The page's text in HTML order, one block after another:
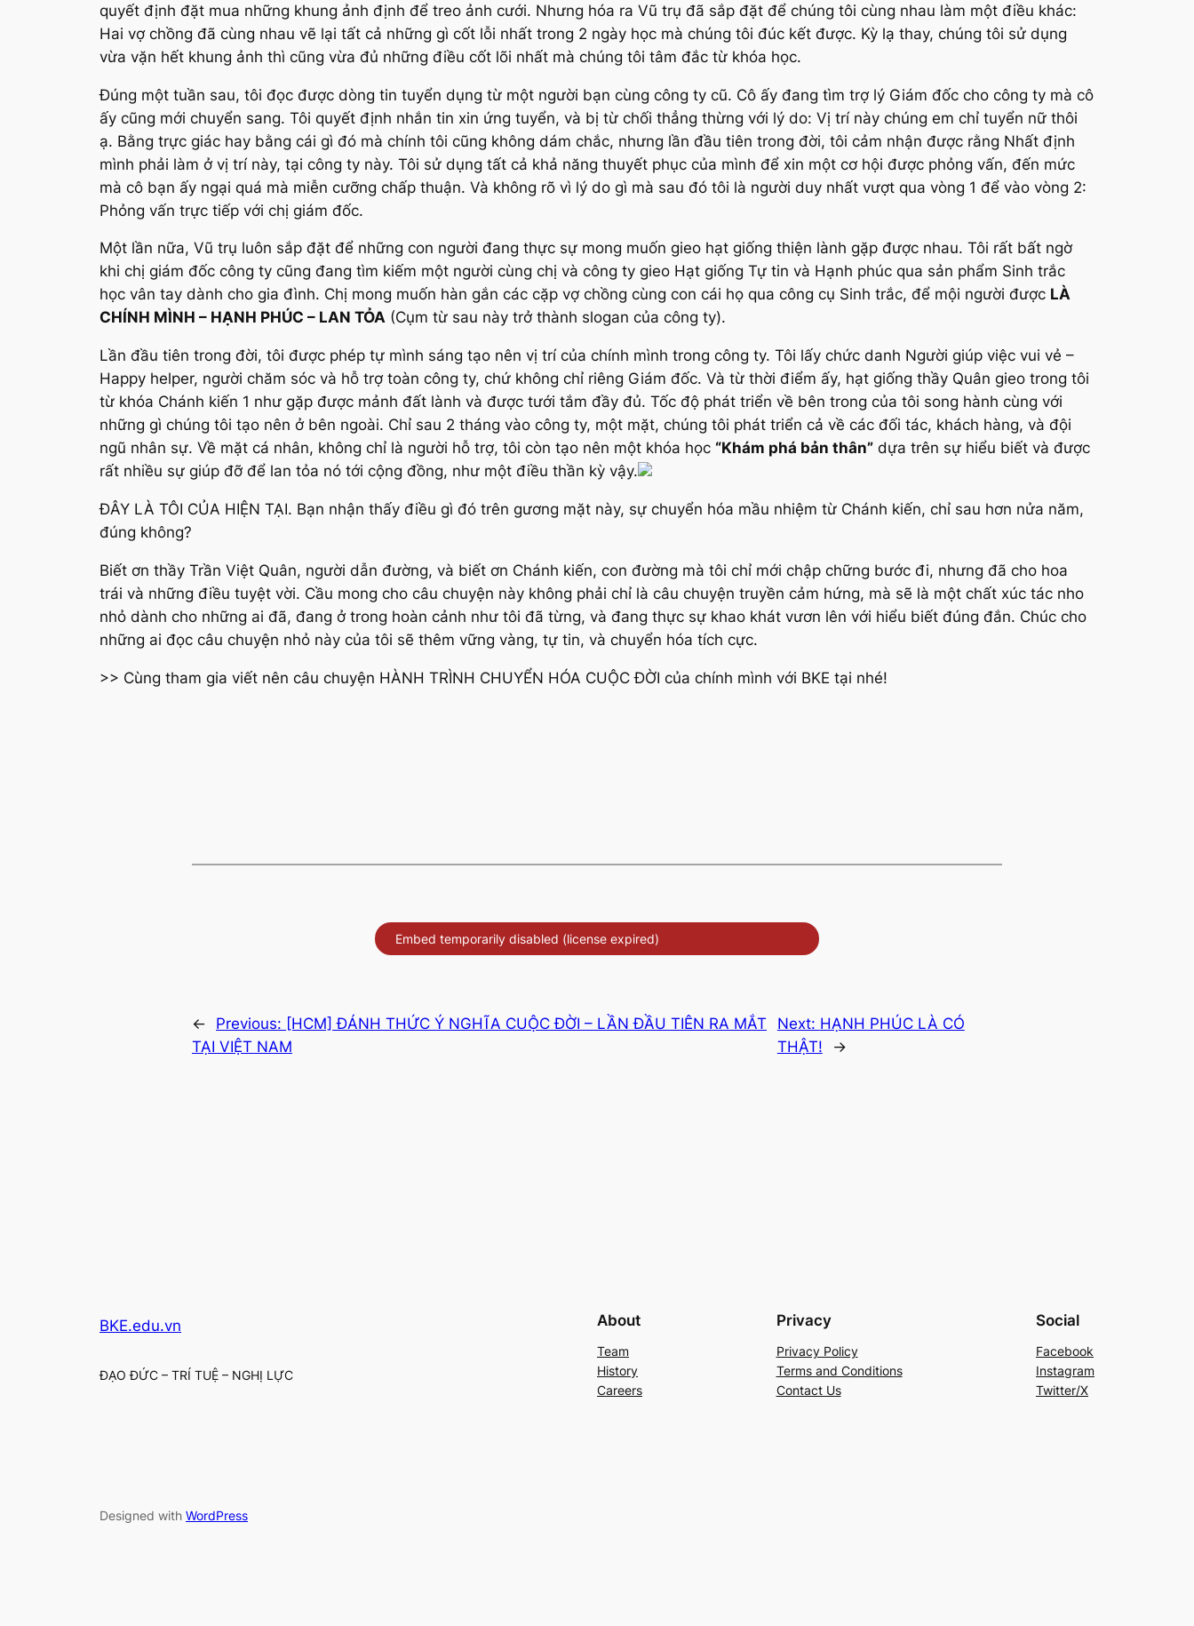
quyết định đặt mua những khung ảnh định để treo ảnh cưới. Nhưng hóa ra Vũ trụ đã sắp đặt để chúng tôi cùng nhau làm một điều khác:
Hai vợ chồng đã cùng nhau vẽ lại tất cả những gì cốt lỗi nhất trong 2 ngày học mà chúng tôi đúc kết được. Kỳ lạ thay, chúng tôi sử dụng
vừa vặn hết khung ảnh thì cũng vừa đủ những điều cốt lõi nhất mà chúng tôi tâm đắc từ khóa học.
Đúng một tuần sau, tôi đọc được dòng tin tuyển dụng từ một người bạn cùng công ty cũ. Cô ấy đang tìm trợ lý Giám đốc cho công ty mà cô
ấy cũng mới chuyển sang. Tôi quyết định nhắn tin xin ứng tuyển, và bị từ chối thẳng thừng với lý do: Vị trí này chúng em chỉ tuyển nữ thôi
ạ. Bằng trực giác hay bằng cái gì đó mà chính tôi cũng không dám chắc, nhưng lần đầu tiên trong đời, tôi cảm nhận được rằng Nhất định
mình phải làm ở vị trí này, tại công ty này. Tôi sử dụng tất cả khả năng thuyết phục của mình để xin một cơ hội được phỏng vấn, đến mức
mà cô bạn ấy ngại quá mà miễn cưỡng chấp thuận. Và không rõ vì lý do gì mà sau đó tôi là người duy nhất vượt qua vòng 1 để vào vòng 2:
Phỏng vấn trực tiếp với chị giám đốc.
Một lần nữa, Vũ trụ luôn sắp đặt để những con người đang thực sự mong muốn gieo hạt giống thiện lành gặp được nhau. Tôi rất bất ngờ
khi chị giám đốc công ty cũng đang tìm kiếm một người cùng chị và công ty gieo Hạt giống Tự tin và Hạnh phúc qua sản phẩm Sinh trắc
học vân tay dành cho gia đình. Chị mong muốn hàn gắn các cặp vợ chồng cùng con cái họ qua công cụ Sinh trắc, để mội người được LÀ
CHÍNH MÌNH – HẠNH PHÚC – LAN TỎA (Cụm từ sau này trở thành slogan của công ty).
Lần đầu tiên trong đời, tôi được phép tự mình sáng tạo nên vị trí của chính mình trong công ty. Tôi lấy chức danh Người giúp việc vui vẻ –
Happy helper, người chăm sóc và hỗ trợ toàn công ty, chứ không chỉ riêng Giám đốc. Và từ thời điểm ấy, hạt giống thầy Quân gieo trong tôi
từ khóa Chánh kiến 1 như gặp được mảnh đất lành và được tưới tắm đầy đủ. Tốc độ phát triển về bên trong của tôi song hành cùng với
những gì chúng tôi tạo nên ở bên ngoài. Chỉ sau 2 tháng vào công ty, một mặt, chúng tôi phát triển cả về các đối tác, khách hàng, và đội
ngũ nhân sự. Về mặt cá nhân, không chỉ là người hỗ trợ, tôi còn tạo nên một khóa học “Khám phá bản thân” dựa trên sự hiểu biết và được
rất nhiều sự giúp đỡ để lan tỏa nó tới cộng đồng, như một điều thần kỳ vậy.
ĐÂY LÀ TÔI CỦA HIỆN TẠI. Bạn nhận thấy điều gì đó trên gương mặt này, sự chuyển hóa mầu nhiệm từ Chánh kiến, chỉ sau hơn nửa năm,
đúng không?
Biết ơn thầy Trần Việt Quân, người dẫn đường, và biết ơn Chánh kiến, con đường mà tôi chỉ mới chập chững bước đi, nhưng đã cho hoa
trái và những điều tuyệt vời. Cầu mong cho câu chuyện này không phải chỉ là câu chuyện truyền cảm hứng, mà sẽ là một chất xúc tác nho
nhỏ dành cho những ai đã, đang ở trong hoàn cảnh như tôi đã từng, và đang thực sự khao khát vươn lên với hiểu biết đúng đắn. Chúc cho
những ai đọc câu chuyện nhỏ này của tôi sẽ thêm vững vàng, tự tin, và chuyển hóa tích cực.
>> Cùng tham gia viết nên câu chuyện HÀNH TRÌNH CHUYỂN HÓA CUỘC ĐỜI của chính mình với BKE tại nhé!
← Previous: [HCM] ĐÁNH THỨC Ý NGHĨA CUỘC ĐỜI – LẦN ĐẦU TIÊN RA MẮT
TẠI VIỆT NAM
Next: HẠNH PHÚC LÀ CÓ
THẬT!
→
BKE.edu.vn
ĐẠO ĐỨC – TRÍ TUỆ – NGHỊ LỰC
About
Team
History
Careers
Privacy
Privacy Policy
Terms and Conditions
Contact Us
Social
Facebook
Instagram
Twitter/X
Designed with WordPress